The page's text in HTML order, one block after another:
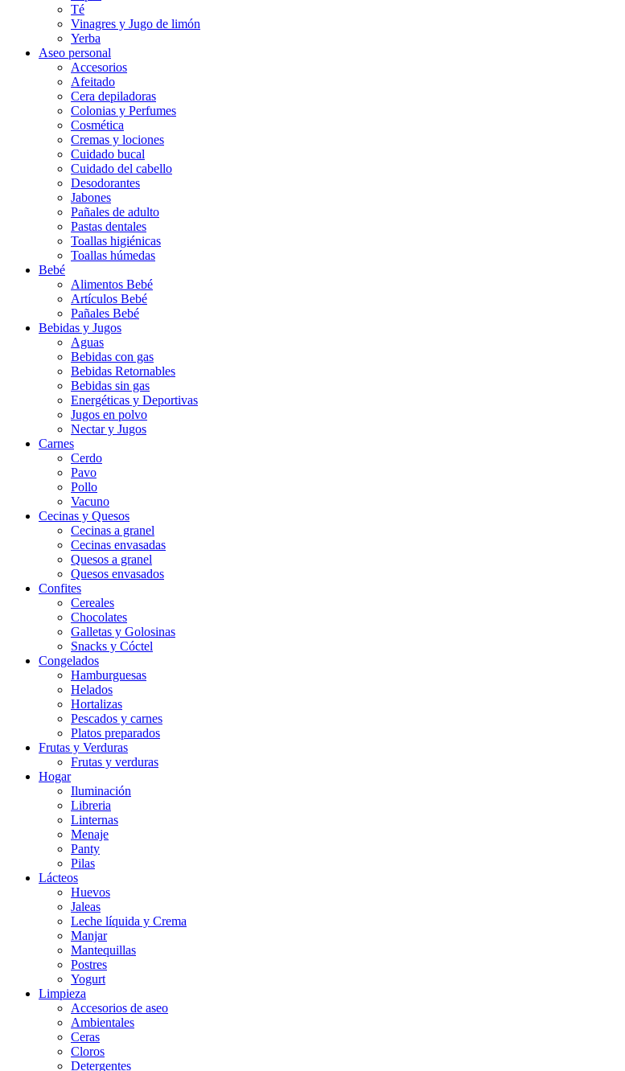
Té
Vinagres y Jugo de limón
Yerba
Aseo personal
Accesorios
Afeitado
Cera depiladoras
Colonias y Perfumes
Cosmética
Cremas y lociones
Cuidado bucal
Cuidado del cabello
Desodorantes
Jabones
Pañales de adulto
Pastas dentales
Toallas higiénicas
Toallas húmedas
Bebé
Alimentos Bebé
Artículos Bebé
Pañales Bebé
Bebidas y Jugos
Aguas
Bebidas con gas
Bebidas Retornables
Bebidas sin gas
Energéticas y Deportivas
Jugos en polvo
Nectar y Jugos
Carnes
Cerdo
Pavo
Pollo
Vacuno
Cecinas y Quesos
Cecinas a granel
Cecinas envasadas
Quesos a granel
Quesos envasados
Confites
Cereales
Chocolates
Galletas y Golosinas
Snacks y Cóctel
Congelados
Hamburguesas
Helados
Hortalizas
Pescados y carnes
Platos preparados
Frutas y Verduras
Frutas y verduras
Hogar
Iluminación
Libreria
Linternas
Menaje
Panty
Pilas
Lácteos
Huevos
Jaleas
Leche líquida y Crema
Manjar
Mantequillas
Postres
Yogurt
Limpieza
Accesorios de aseo
Ambientales
Ceras
Cloros
Detergentes